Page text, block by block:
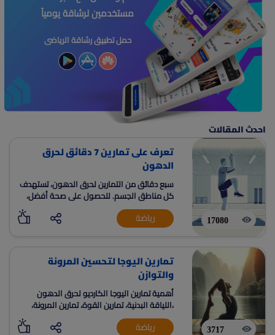
مستخدمين لرشاقة يومياً
حمل تطبيق رشاقة الرياضى
احدث المقالات
17080
تعرف على تمارين 7 دقائق لحرق
الدهون
سبع دقائق من التمارين لحرق الدهون، تستهدف
كل مناطق الجسم. للحصول على صحة أفضل،
وتنشيط الدورة الدموية. 12 تمرين كل تمرين مدته
30 ثانية.
رياضة
3717
تمارين اليوجا لتحسين المرونة
والتوازن
أهمية تمارين اليوجا الكارديو لحرق الدهون
،اللياقة البدنية، تمارين القوة، تمارين المرونة،
التوازن، التمدد، اليوغا، رفع الأثقال، الإصابات،
التعافي، هشاشة العظام، بناء العضلات، زيادة
رياضة